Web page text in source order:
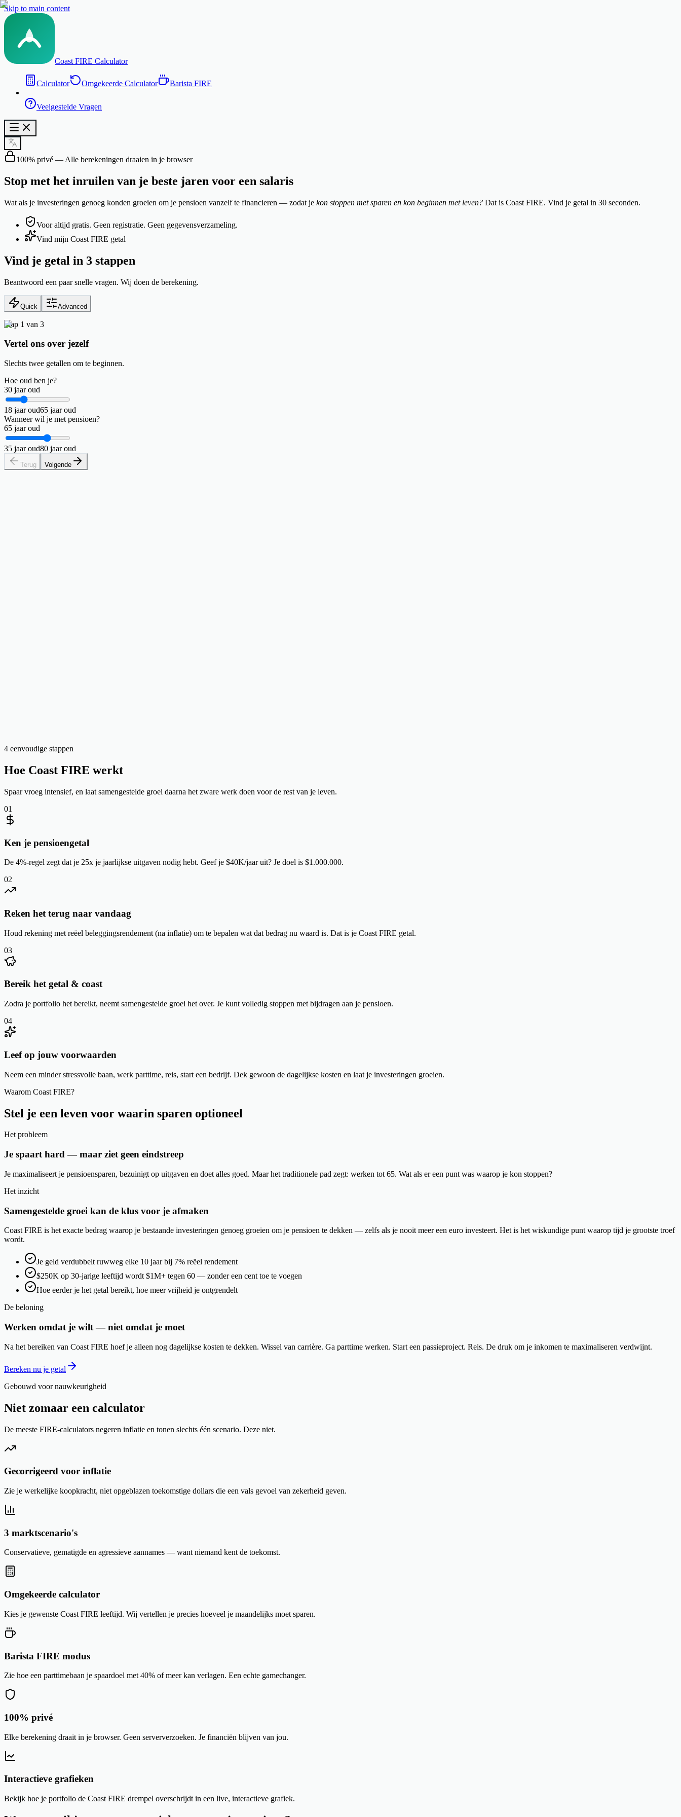
Skip to main content
Coast FIRE Calculator
Calculator Omgekeerde Calculator Barista FIRE
Veelgestelde Vragen
100% privé — Alle berekeningen draaien in je browser
Stop met het inruilen van je beste jaren voor een salaris
Wat als je investeringen genoeg konden groeien om je pensioen vanzelf te financieren — zodat je kon stoppen met sparen en kon beginnen met leven? Dat is Coast FIRE. Vind je getal in 30 seconden.
Voor altijd gratis. Geen registratie. Geen gegevensverzameling.
Vind mijn Coast FIRE getal
Vind je getal in 3 stappen
Beantwoord een paar snelle vragen. Wij doen de berekening.
Quick Advanced
Stap 1 van 3
Vertel ons over jezelf
Slechts twee getallen om te beginnen.
Hoe oud ben je?
30 jaar oud
18 jaar oud65 jaar oud
Wanneer wil je met pensioen?
65 jaar oud
35 jaar oud80 jaar oud
Terug Volgende
4 eenvoudige stappen
Hoe Coast FIRE werkt
Spaar vroeg intensief, en laat samengestelde groei daarna het zware werk doen voor de rest van je leven.
01
Ken je pensioengetal
De 4%-regel zegt dat je 25x je jaarlijkse uitgaven nodig hebt. Geef je $40K/jaar uit? Je doel is $1.000.000.
02
Reken het terug naar vandaag
Houd rekening met reëel beleggingsrendement (na inflatie) om te bepalen wat dat bedrag nu waard is. Dat is je Coast FIRE getal.
03
Bereik het getal & coast
Zodra je portfolio het bereikt, neemt samengestelde groei het over. Je kunt volledig stoppen met bijdragen aan je pensioen.
04
Leef op jouw voorwaarden
Neem een minder stressvolle baan, werk parttime, reis, start een bedrijf. Dek gewoon de dagelijkse kosten en laat je investeringen groeien.
Waarom Coast FIRE?
Stel je een leven voor waarin sparen optioneel
Het probleem
Je spaart hard — maar ziet geen eindstreep
Je maximaliseert je pensioensparen, bezuinigt op uitgaven en doet alles goed. Maar het traditionele pad zegt: werken tot 65. Wat als er een punt was waarop je kon stoppen?
Het inzicht
Samengestelde groei kan de klus voor je afmaken
Coast FIRE is het exacte bedrag waarop je bestaande investeringen genoeg groeien om je pensioen te dekken — zelfs als je nooit meer een euro investeert. Het is het wiskundige punt waarop tijd je grootste troef
wordt.
Je geld verdubbelt ruwweg elke 10 jaar bij 7% reëel rendement
$250K op 30-jarige leeftijd wordt $1M+ tegen 60 — zonder een cent toe te voegen
Hoe eerder je het getal bereikt, hoe meer vrijheid je ontgrendelt
De beloning
Werken omdat je wilt — niet omdat je moet
Na het bereiken van Coast FIRE hoef je alleen nog dagelijkse kosten te dekken. Wissel van carrière. Ga parttime werken. Start een passieproject. Reis. De druk om je inkomen te maximaliseren verdwijnt.
Bereken nu je getal
Gebouwd voor nauwkeurigheid
Niet zomaar een calculator
De meeste FIRE-calculators negeren inflatie en tonen slechts één scenario. Deze niet.
Gecorrigeerd voor inflatie
Zie je werkelijke koopkracht, niet opgeblazen toekomstige dollars die een vals gevoel van zekerheid geven.
3 marktscenario's
Conservatieve, gematigde en agressieve aannames — want niemand kent de toekomst.
Omgekeerde calculator
Kies je gewenste Coast FIRE leeftijd. Wij vertellen je precies hoeveel je maandelijks moet sparen.
Barista FIRE modus
Zie hoe een parttimebaan je spaardoel met 40% of meer kan verlagen. Een echte gamechanger.
100% privé
Elke berekening draait in je browser. Geen serververzoeken. Je financiën blijven van jou.
Interactieve grafieken
Bekijk hoe je portfolio de Coast FIRE drempel overschrijdt in een live, interactieve grafiek.